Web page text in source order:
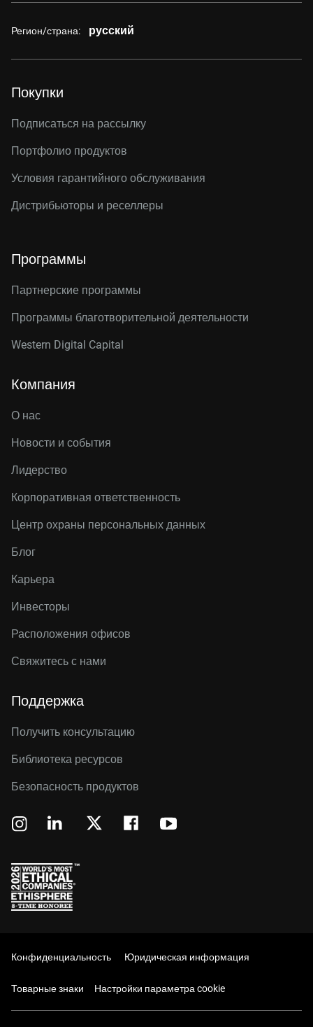
Регион/страна: русский
Покупки
Подписаться на рассылку
Портфолио продуктов
Условия гарантийного обслуживания
Дистрибьюторы и реселлеры
Программы
Партнерские программы
Программы благотворительной деятельности
Western Digital Capital
Компания
О нас
Новости и события
Лидерство
Корпоративная ответственность
Центр охраны персональных данных
Блог
Карьера
Инвесторы
Расположения офисов
Свяжитесь с нами
Поддержка
Получить консультацию
Библиотека ресурсов
Безопасность продуктов
Конфиденциальность Юридическая информация
Товарные знаки Настройки параметра cookie